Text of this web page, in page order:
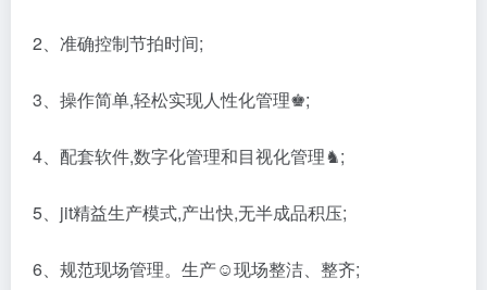
2、准确控制节拍时间;
3、操作简单,轻松实现人性化管理♚;
4、配套软件,数字化管理和目视化管理♞;
5、jit精益生产模式,产出快,无半成品积压;
6、规范现场管理。生产☺现场整洁、整齐;